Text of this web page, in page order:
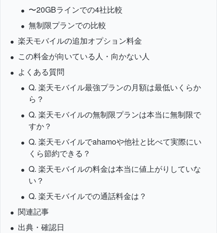
〜20GBラインでの4社比較
無制限プランでの比較
楽天モバイルの追加オプション料金
この料金が向いている人・向かない人
よくある質問
Q. 楽天モバイル最強プランの月額は最低いくらか
ら？
Q. 楽天モバイルの無制限プランは本当に無制限で
すか？
Q. 楽天モバイルでahamoや他社と比べて実際にい
くら節約できる？
Q. 楽天モバイルの料金は本当に値上がりしていな
い？
Q. 楽天モバイルでの通話料金は？
関連記事
出典・確認日